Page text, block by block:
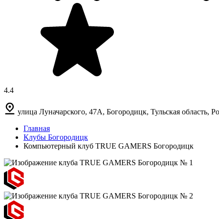
4.4
улица Луначарского, 47А, Богородицк, Тульская область,
Главная
Клубы Богородицк
Компьютерный клуб TRUE GAMERS Богородицк